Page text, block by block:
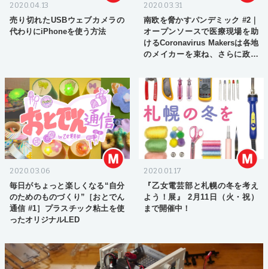
2020.04.13
売り切れたUSBウェブカメラの
代わりにiPhoneを使う方法
2020.03.31
南欧を脅かすパンデミック #2｜
オープンソースで医療現場を助
けるCoronavirus Makersは各地
のメイカーを束ね、さらに政治
2020.03.06
毎日がちょっと楽しくなる“自分
のためのものづくり”［おとでん
通信 #1］プラスチック粘土を使
ったオリジナルLED
2020.01.17
『乙女電芸部と札幌の冬を考え
よう！展』 2月11日（火・祝）
まで開催中！